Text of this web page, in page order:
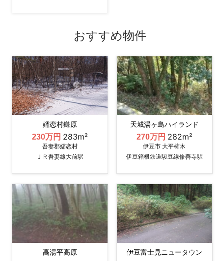
おすすめ物件
嬬恋村鎌原
230万円 283m²
吾妻郡嬬恋村
ＪＲ吾妻線大前駅
天城湯ヶ島ハイランド
270万円 282m²
伊豆市 大平柿木
伊豆箱根鉄道駿豆線修善寺駅
高湯平高原
伊豆富士見ニュータウン